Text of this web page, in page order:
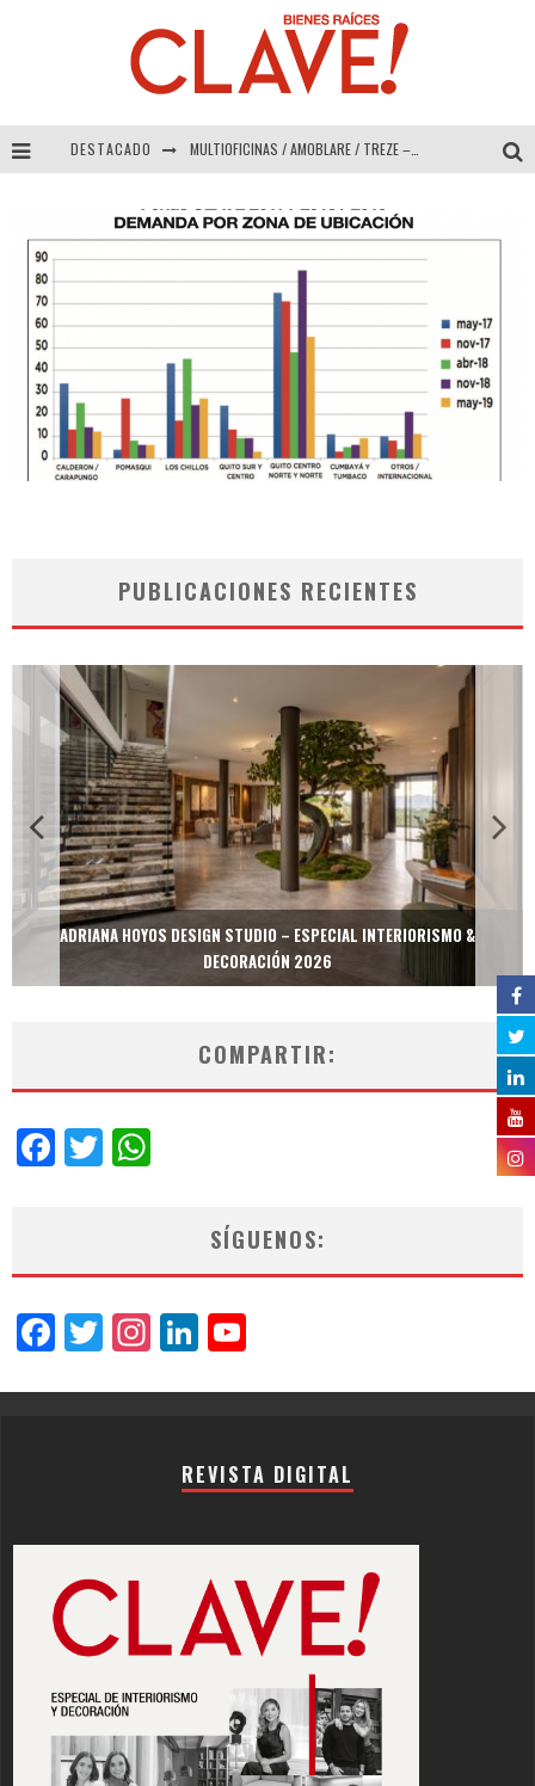
DESTACADO MULTIOFICINAS / AMOBLARE / TREZE – Especial Interiorismo & Decoración 2026
COLINEAL – Especial Interiorismo & Decoración 2026
PUBLICACIONES RECIENTES
ADRIANA HOYOS DESIGN STUDIO – ESPECIAL INTERIORISMO &
DECORACIÓN 2026
COMPARTIR:
Facebook
Twitter
SÍGUENOS:
Facebook
Twitter
Instagram
LinkedIn
REVISTA DIGITAL